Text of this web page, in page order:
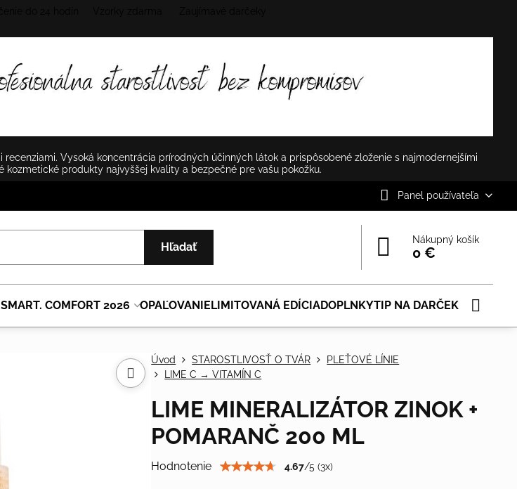
Vysoká koncentrácia prírodných účinných látok a prispôsobené zloženie s najmodernejšími
produkty najvyššej kvality a bezpečné pre vašu pokožku.
Panel používateľa
Hľadať
Nákupný košík
0 €
COMFORT 2026 OPAĽOVANIELIMITOVANÁ EDÍCIADOPLNKYTIP NA DARČEK
Úvod STAROSTLIVOSŤ O TVÁR
PLEŤOVÉ LÍNIE
LIME C → VITAMÍN C
LIME MINERALIZÁTOR ZINOK +
POMARANČ 200 ML
Hodnotenie 4.67/5 (3x)